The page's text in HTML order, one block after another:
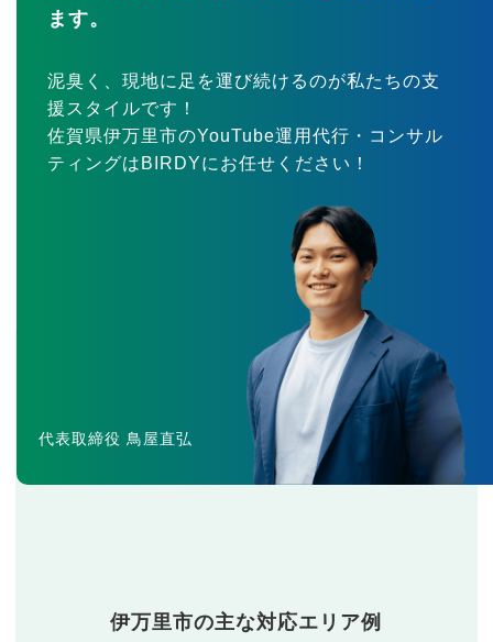
ます。
泥臭く、現地に足を運び続けるのが私たちの支
援スタイルです！
佐賀県伊万里市のYouTube運用代行・コンサル
ティングはBIRDYにお任せください！
代表取締役 鳥屋直弘
伊万里市の主な対応エリア例